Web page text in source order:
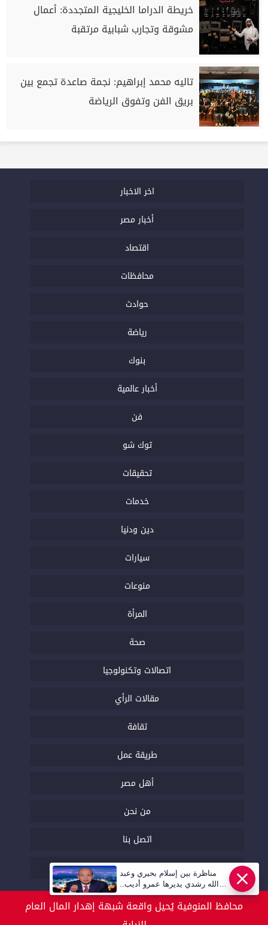
خريطة الدراما الخليجية المتجددة: أعمال
مشوقة وتجارب شبابية مرتقبة
تاليه محمد إبراهيم: نجمة صاعدة تجمع بين
بريق الفن وتفوق الرياضة
اخر الاخبار
أخبار مصر
اقتصاد
محافظات
حوادث
رياضة
بنوك
أخبار عالمية
فن
توك شو
تحقيقات
خدمات
دين ودنيا
سيارات
منوعات
المرأة
صحة
اتصالات وتكنولوجيا
مقالات الرأي
ثقافة
طريقة عمل
أهل مصر
من نحن
اتصل بنا
السياسة التحريرية
عاجل
محافظ المنوفية يُحيل واقعة شبهة إهدار المال العام
مناظرة بين إسلام بحيري وعبد
الله رشدي يديرها عمرو أديب..
قريبا | أهل مصر